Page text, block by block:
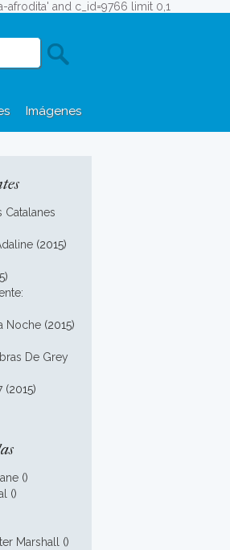
and c_id=9766 limit 0,1
Imágenes
(2015)
Noche (2015)
De Grey
(2015)
()
()
Marshall
()